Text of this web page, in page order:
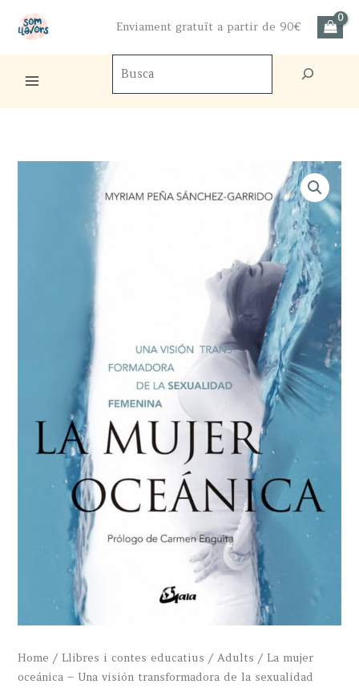
Enviament gratuït a partir de 90€
Home / Llibres i contes educatius /Adults / La mujer
oceánica – Una visión transformadora de la sexualidad